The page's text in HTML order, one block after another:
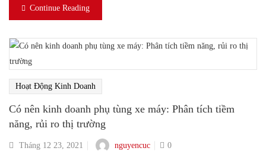
Continue Reading
Hoạt Động Kinh Doanh
Có nên kinh doanh phụ tùng xe máy: Phân tích tiềm
năng, rủi ro thị trường
Tháng 12 23, 2021 nguyencuc 0